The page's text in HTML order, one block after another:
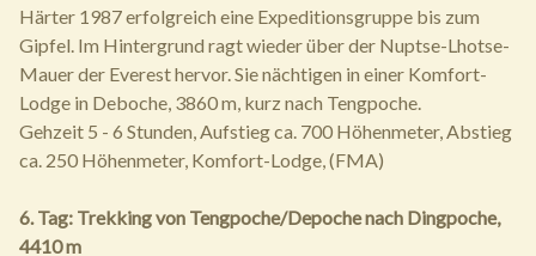
Härter 1987 erfolgreich eine Expeditionsgruppe bis zum
Gipfel. Im Hintergrund ragt wieder über der Nuptse-Lhotse-
Mauer der Everest hervor. Sie nächtigen in einer Komfort-
Lodge in Deboche, 3860 m, kurz nach Tengpoche.
Gehzeit 5 - 6 Stunden, Aufstieg ca. 700 Höhenmeter, Abstieg
ca. 250 Höhenmeter, Komfort-Lodge, (FMA)
6. Tag: Trekking von Tengpoche/Depoche nach Dingpoche,
4410 m